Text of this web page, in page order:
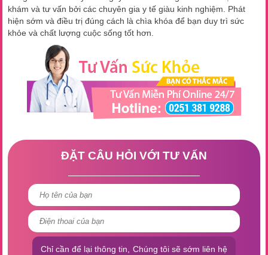
khám và tư vấn bởi các chuyên gia y tế giàu kinh nghiệm. Phát
hiện sớm và điều trị đúng cách là chìa khóa để bạn duy trì sức
khỏe và chất lượng cuộc sống tốt hơn.
ĐẶT CÂU HỎI VỚI TƯ VẤN
Chỉ cần để lại thông tin, Chúng tôi sẽ sớm liên hệ